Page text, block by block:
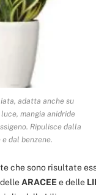
adatta anche su
mangia anidride
Ripulisce dalla
dal benzene.
che sono risultate
ARACEEe delle